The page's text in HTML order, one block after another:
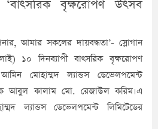
বৃক্ষরোপণ উৎসব
আমার সকলের দায়বদ্ধতা’- স্লোগান
১০ দিনব্যাপী বাৎসরিক বৃক্ষরোপণ
মোহাম্মদ ল্যান্ডস ডেভেলপমেন্ট
আবুল কালাম মো. রেজাউল করিম।এ
ল্যান্ডস ডেভেলপমেন্ট লিমিটেডের